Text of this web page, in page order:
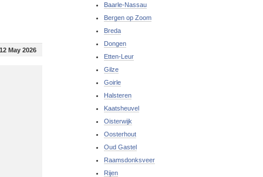
May 2026
Baarle-Nassau
Bergen op Zoom
Breda
Dongen
Etten-Leur
Gilze
Goirle
Halsteren
Kaatsheuvel
Oisterwijk
Oosterhout
Oud Gastel
Raamsdonksveer
Rijen